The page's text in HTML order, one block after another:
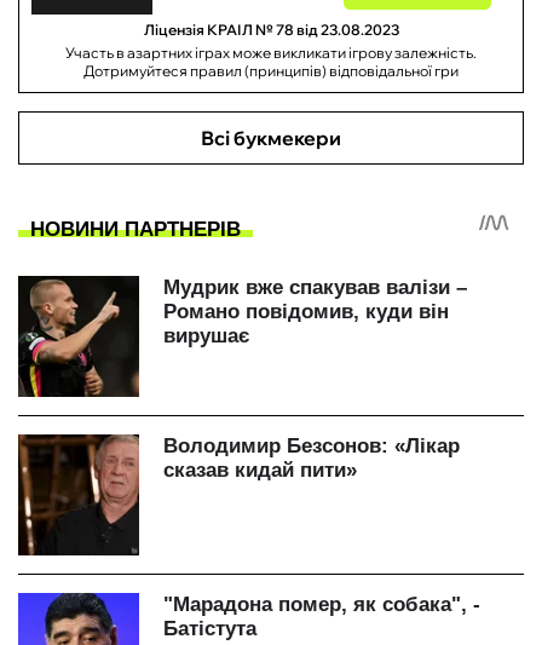
Ліцензія КРАІЛ № 78 від 23.08.2023
Участь в азартних іграх може викликати ігрову залежність.
Дотримуйтеся правил (принципів) відповідальної гри
Всі букмекери